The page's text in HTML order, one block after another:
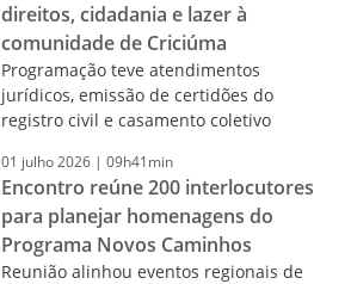
direitos, cidadania e lazer à
comunidade de Criciúma
Programação teve atendimentos
jurídicos, emissão de certidões do
registro civil e casamento coletivo
01 julho2026 | 09h41min
Encontro reúne 200 interlocutores
para planejar homenagens do
Programa Novos Caminhos
Reunião alinhou eventos regionais de